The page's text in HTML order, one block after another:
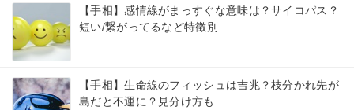
【手相】感情線がまっすぐな意味は？サイコパス？
短い/繋がってるなど特徴別
【手相】生命線のフィッシュは吉兆？枝分かれ先が
島だと不運に？見分け方も